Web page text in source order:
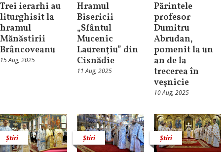
Trei ierarhi au
liturghisit la
hramul
Mănăstirii
Brâncoveanu
15 Aug, 2025
Hramul
Bisericii
„Sfântul
Mucenic
Laurenţiu” din
Cisnădie
11 Aug, 2025
Părintele
profesor
Dumitru
Abrudan,
pomenit la un
an de la
trecerea în
veşnicie
10 Aug, 2025
Știri Știri Știri